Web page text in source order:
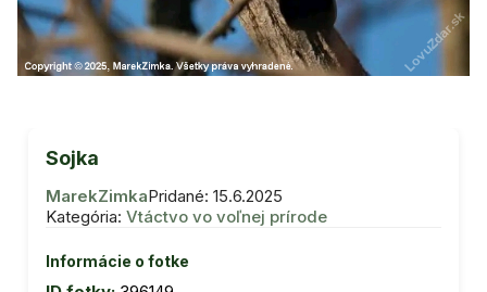
Sojka
MarekZimkaPridané: 15.6.2025
Kategória: Vtáctvo vo voľnej prírode
Informácie o fotke